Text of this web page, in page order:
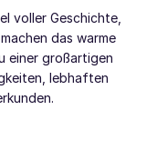
voller Geschichte,
das warme
einer großartigen
lebhaften